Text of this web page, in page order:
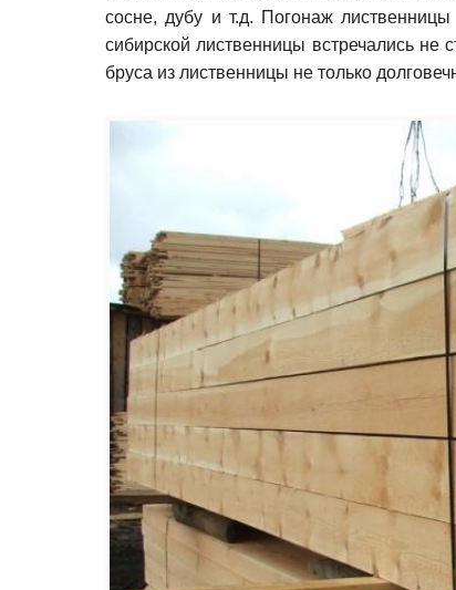
сосне, дубу и т.д. Погонаж
сибирской лиственницы встречались не
бруса из лиственницы не только